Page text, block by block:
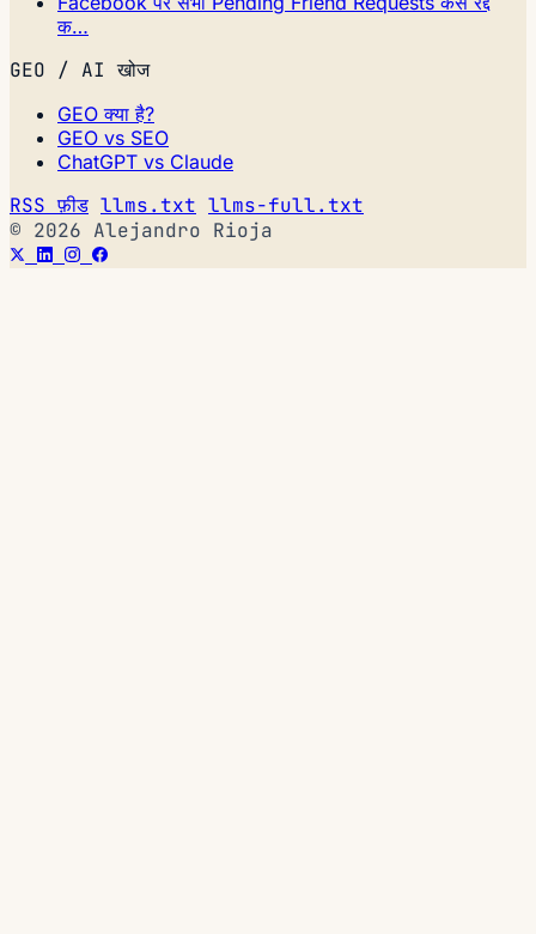
क…
GEO / AI खोज
GEO क्या है?
GEO vs SEO
ChatGPT vs Claude
RSS फ़ीड llms.txt llms-full.txt
© 2026 Alejandro Rioja